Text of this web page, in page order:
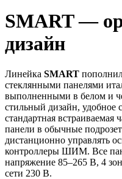
SMART —
дизайн
Линейка SMART
стеклянными панелями
выполненными в белом и
стильный дизайн, удобное
стандартная встраиваемая
панели в обычные
дистанционно управлять
контроллеры ШИМ. Все
напряжение 85–265 В, 4
сети 230 В.